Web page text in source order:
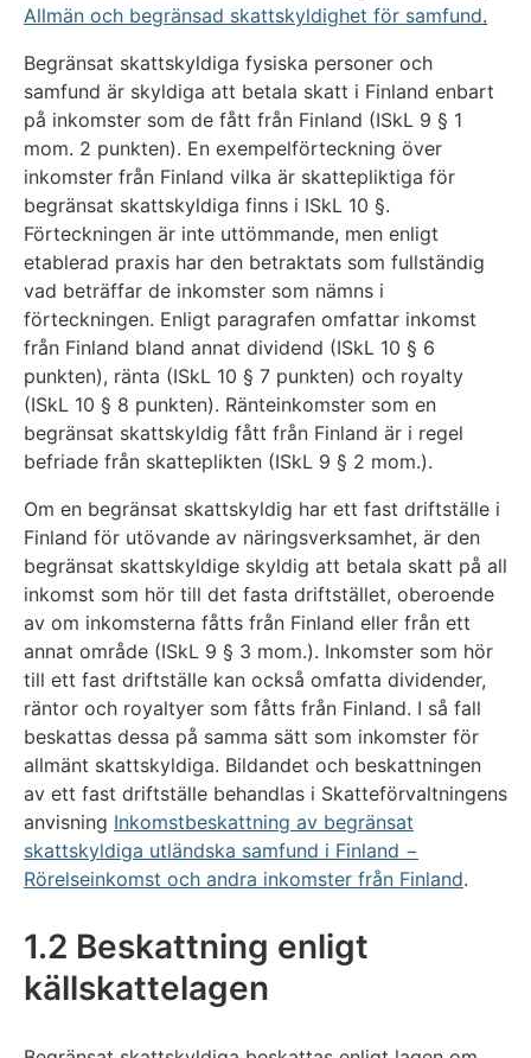
Allmän och begränsad skattskyldighet för samfund.
Begränsat skattskyldiga fysiska personer och
samfund är skyldiga att betala skatt i Finland enbart
på inkomster som de fått från Finland (ISkL 9 § 1
mom. 2 punkten). En exempelförteckning över
inkomster från Finland vilka är skattepliktiga för
begränsat skattskyldiga finns i ISkL 10 §.
Förteckningen är inte uttömmande, men enligt
etablerad praxis har den betraktats som fullständig
vad beträffar de inkomster som nämns i
förteckningen. Enligt paragrafen omfattar inkomst
från Finland bland annat dividend (ISkL 10 § 6
punkten), ränta (ISkL 10 § 7 punkten) och royalty
(ISkL 10 § 8 punkten). Ränteinkomster som en
begränsat skattskyldig fått från Finland är i regel
befriade från skatteplikten (ISkL 9 § 2 mom.).
Om en begränsat skattskyldig har ett fast driftställe i
Finland för utövande av näringsverksamhet, är den
begränsat skattskyldige skyldig att betala skatt på all
inkomst som hör till det fasta driftstället, oberoende
av om inkomsterna fåtts från Finland eller från ett
annat område (ISkL 9 § 3 mom.). Inkomster som hör
till ett fast driftställe kan också omfatta dividender,
räntor och royaltyer som fåtts från Finland. I så fall
beskattas dessa på samma sätt som inkomster för
allmänt skattskyldiga. Bildandet och beskattningen
av ett fast driftställe behandlas i Skatteförvaltningens
anvisning Inkomstbeskattning av begränsat
skattskyldiga utländska samfund i Finland −
Rörelseinkomst och andra inkomster från Finland.
1.2 Beskattning enligt
källskattelagen